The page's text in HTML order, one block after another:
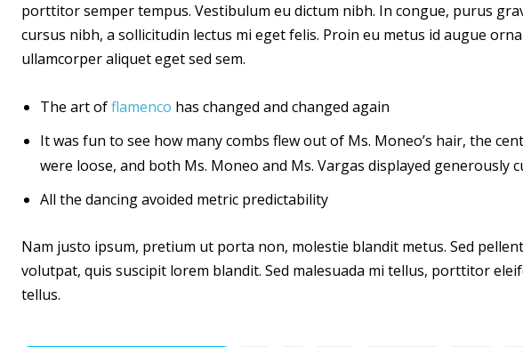
porttitor semper tempus. Vestibulum eu dictum nibh. In congue, purus
cursus nibh, a sollicitudin lectus mi eget felis. Proin eu metus id augue
ullamcorper aliquet eget sed sem.
The art offlamenco has changed and changed again
It was fun to see how many combs flew out of Ms. Moneo’s hair, the
were loose, and both Ms. Moneo and Ms. Vargas displayed generously
All the dancing avoided metric predictability
Nam justo ipsum, pretium ut porta non, molestie blandit metus. Sed
volutpat, quis suscipit lorem blandit. Sed malesuada mi tellus, porttitor
tellus.